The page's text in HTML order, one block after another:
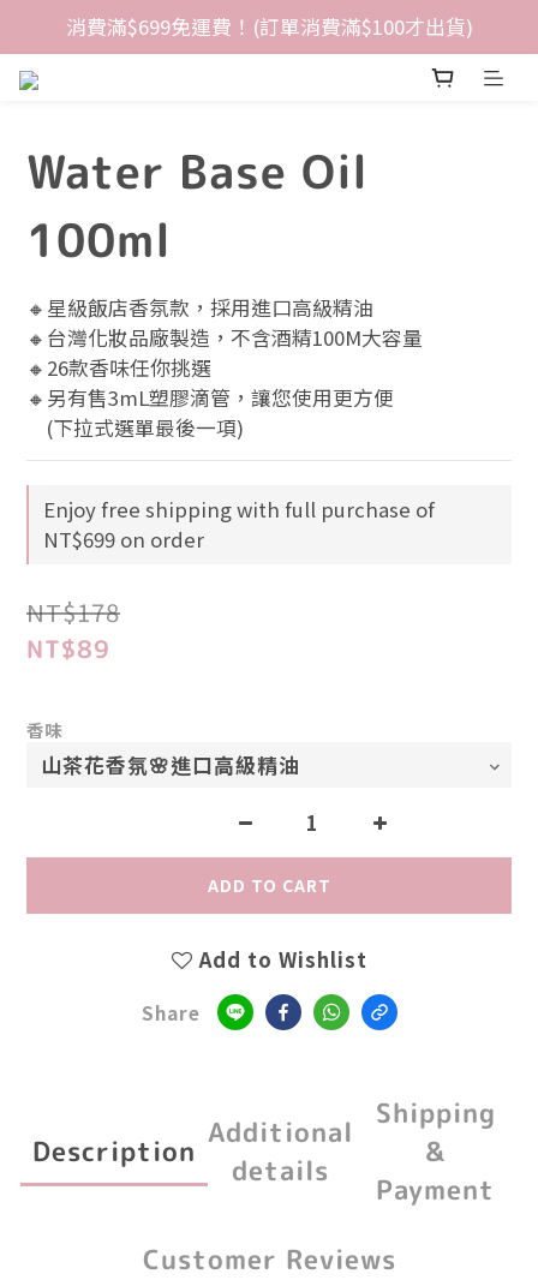
消費滿$699免運費！(訂單消費滿$100才出貨)
Water Base Oil
100ml
🔸星級飯店香氛款，採用進口高級精油
🔸台灣化妝品廠製造，不含酒精100M大容量
🔸26款香味任你挑選
🔸另有售3mL塑膠滴管，讓您使用更方便
    (下拉式選單最後一項)
Enjoy free shipping with full purchase of
NT$699 on order
NT$178
NT$89
香味
ADD TO CART
Add to Wishlist
Share
Description
Additional
details
Shipping
&
Payment
Customer Reviews